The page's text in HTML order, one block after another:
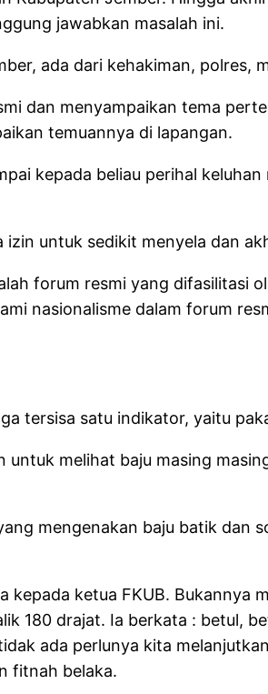
jawabkan masalah ini.
ada dari kehakiman, polres,
dan menyampaikan tema
temuannya di lapangan.
kepada beliau perihal
untuk sedikit menyela dan
forum resmi yang difasilitasi
nasionalisme dalam forum
tersisa satu indikator, yaitu
melihat baju masing
mengenakan baju batik dan
ketua FKUB. Bukannya
180 drajat. Ia berkata : betul,
ada perlunya kita
fitnah belaka.